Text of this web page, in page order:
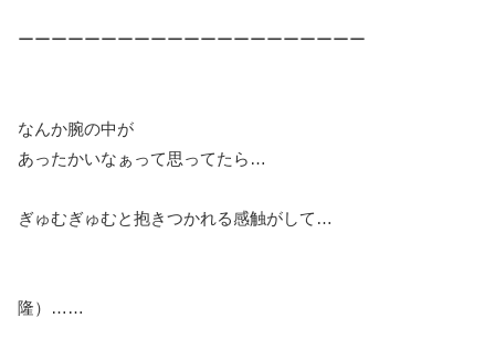
ーーーーーーーーーーーーーーーーーーーーー
なんか腕の中が
あったかいなぁって思ってたら…
ぎゅむぎゅむと抱きつかれる感触がして…
隆）……